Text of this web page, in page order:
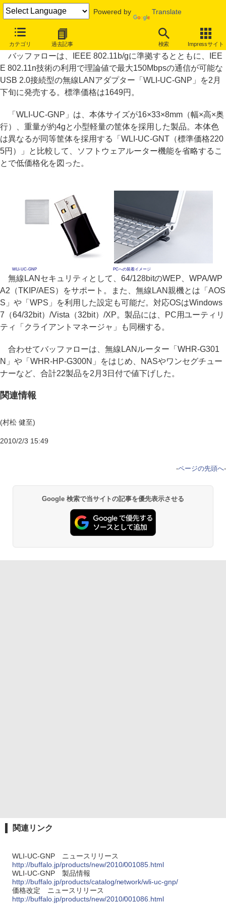
Powered by Translate
カテゴリ 過去記事 検索 Impressサイト
バッファロー、最大150Mbpsの通信が可能な小型無線LANアダプター
バッファローは、IEEE 802.11b/gに準拠するとともに、IEE
E 802.11n技術の利用で理論値で最大150Mbpsの通信が可能な
USB 2.0接続型の無線LANアダプター「WLI-UC-GNP」を2月
下旬に発売する。標準価格は1649円。
「WLI-UC-GNP」は、本体サイズが16×33×8mm（幅×高×奥
行）、重量が約4gと小型軽量の筐体を採用した製品。本体色
は異なるが同等筐体を採用する「WLI-UC-GNT（標準価格220
5円）」と比較して、ソフトウェアルーター機能を省略するこ
とで低価格化を図った。
WLI-UC-GNP PCへの装着イメージ
無線LANセキュリティとして、64/128bitのWEP、WPA/WP
A2（TKIP/AES）をサポート。また、無線LAN親機とは「AOS
S」や「WPS」を利用した設定も可能だ。対応OSはWindows
7（64/32bit）/Vista（32bit）/XP。製品には、PC用ユーティリ
ティ「クライアントマネージャ」も同梱する。
合わせてバッファローは、無線LANルーター「WHR-G301
N」や「WHR-HP-G300N」をはじめ、NASやワンセグチュー
ナーなど、合計22製品を2月3日付で値下げした。
関連情報
(村松 健至)
2010/2/3 15:49
-ページの先頭へ-
Google 検索で当サイトの記事を優先表示させる
関連リンク
WLI-UC-GNP ニュースリリース
http://buffalo.jp/products/new/2010/001085.html
WLI-UC-GNP 製品情報
http://buffalo.jp/products/catalog/network/wli-uc-gnp/
価格改定 ニュースリリース
http://buffalo.jp/products/new/2010/001086.html